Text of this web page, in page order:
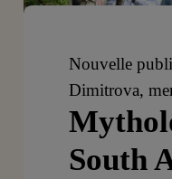
Nouvelle
Dimitrova,
South